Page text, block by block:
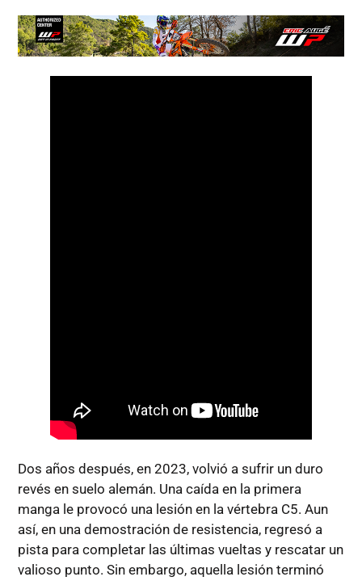
Dos años después, en 2023, volvió a sufrir un duro
revés en suelo alemán. Una caída en la primera
manga le provocó una lesión en la vértebra C5. Aun
así, en una demostración de resistencia, regresó a
pista para completar las últimas vueltas y rescatar un
valioso punto. Sin embargo, aquella lesión terminó